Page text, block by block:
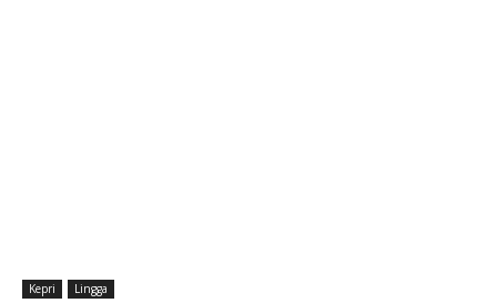
Kepri Lingga